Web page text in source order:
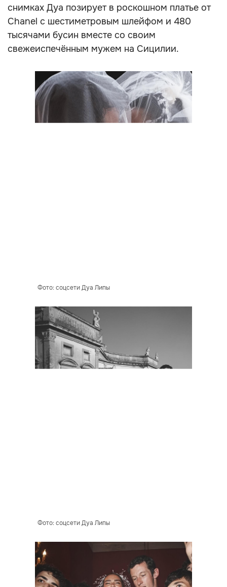
снимках Дуа позирует в роскошном платье от
Chanel с шестиметровым шлейфом и 480
тысячами бусин вместе со своим
свежеиспечённым мужем на Сицилии.
Фото: соцсети Дуа Липы
Фото: соцсети Дуа Липы